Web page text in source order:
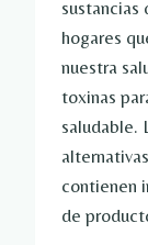
sustancias
hogares
nuestra
toxinas
saludable.
contienen
de